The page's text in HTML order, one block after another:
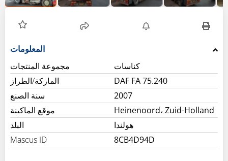
مجموعة المنتجات
كناسات
الماركة/الطراز
DAF FA 75.240
سنة الصنع
2007
موقع الماكينة
Heinenoord، Zuid-Holland
البلد
هولندا
Mascus ID
8CB4D94D